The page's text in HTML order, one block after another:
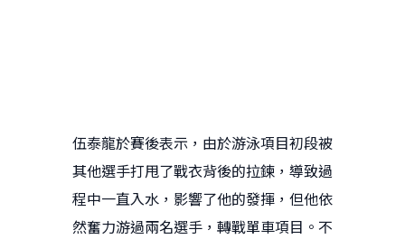
伍泰龍於賽後表示，由於游泳項目初段被
其他選手打甩了戰衣背後的拉鍊，導致過
程中一直入水，影響了他的發揮，但他依
然奮力游過兩名選手，轉戰單車項目。不